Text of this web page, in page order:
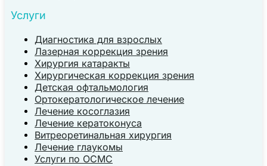
Услуги
Диагностика для взрослых
Лазерная коррекция зрения
Хирургия катаракты
Хирургическая коррекция зрения
Детская офтальмология
Ортокератологическое лечение
Лечение косоглазия
Лечение кератоконуса
Витреоретинальная хирургия
Лечение глаукомы
Услуги по ОСМС